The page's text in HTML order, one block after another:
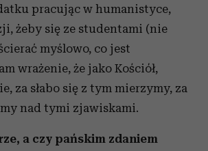
pracując w humanistyce,
żeby się ze studentami (nie
myślowo, co jest
wrażenie, że jako Kościół,
za słabo się z tym mierzymy, za
nad tymi zjawiskami.
a czy pańskim zdaniem